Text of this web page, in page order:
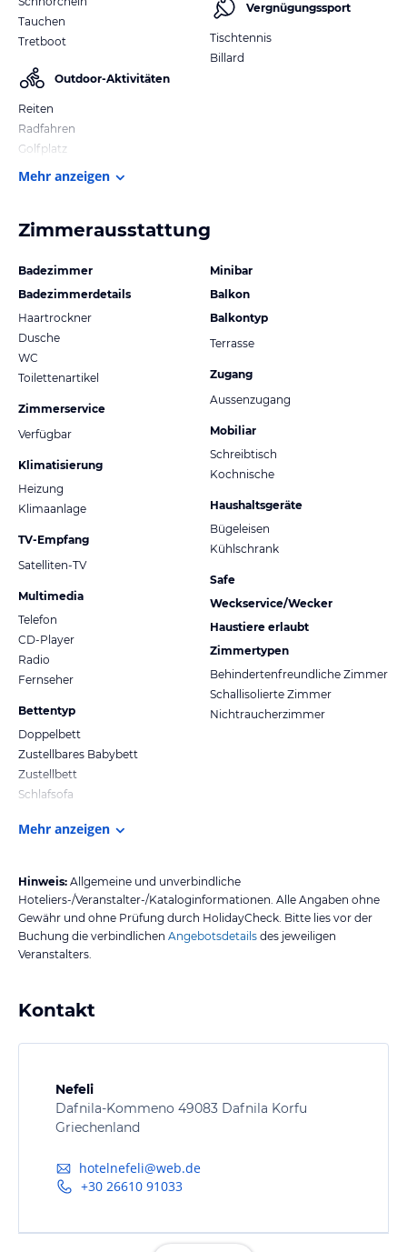
Tauchen
Tretboot
Outdoor-Aktivitäten
Reiten
Radfahren
Golfplatz
Vergnügungssport
Tischtennis
Billard
Mehr anzeigen
Zimmerausstattung
Badezimmer
Badezimmerdetails
Haartrockner
Dusche
WC
Toilettenartikel
Zimmerservice
Verfügbar
Klimatisierung
Heizung
Klimaanlage
TV-Empfang
Satelliten-TV
Multimedia
Telefon
CD-Player
Radio
Fernseher
Bettentyp
Doppelbett
Zustellbares Babybett
Zustellbett
Schlafsofa
Minibar
Balkon
Balkontyp
Terrasse
Zugang
Aussenzugang
Mobiliar
Schreibtisch
Kochnische
Haushaltsgeräte
Bügeleisen
Kühlschrank
Safe
Weckservice/Wecker
Haustiere erlaubt
Zimmertypen
Behindertenfreundliche Zimmer
Schallisolierte Zimmer
Nichtraucherzimmer
Mehr anzeigen
Hinweis: Allgemeine und unverbindliche
Hoteliers-/Veranstalter-/Kataloginformationen. Alle Angaben ohne
Gewähr und ohne Prüfung durch HolidayCheck. Bitte lies vor der
Buchung die verbindlichen Angebotsdetails des jeweiligen
Veranstalters.
Kontakt
Nefeli
Dafnila-Kommeno 49083 Dafnila Korfu
Griechenland
hotelnefeli@web.de
+30 26610 91033